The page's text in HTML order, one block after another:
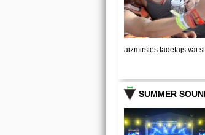
aizmirsies lādētājs vai
SUMMER